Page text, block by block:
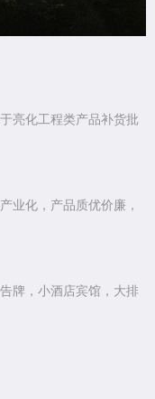
亮化工程类产品补货批
业化，产品质优价廉，
牌，小酒店宾馆，大排